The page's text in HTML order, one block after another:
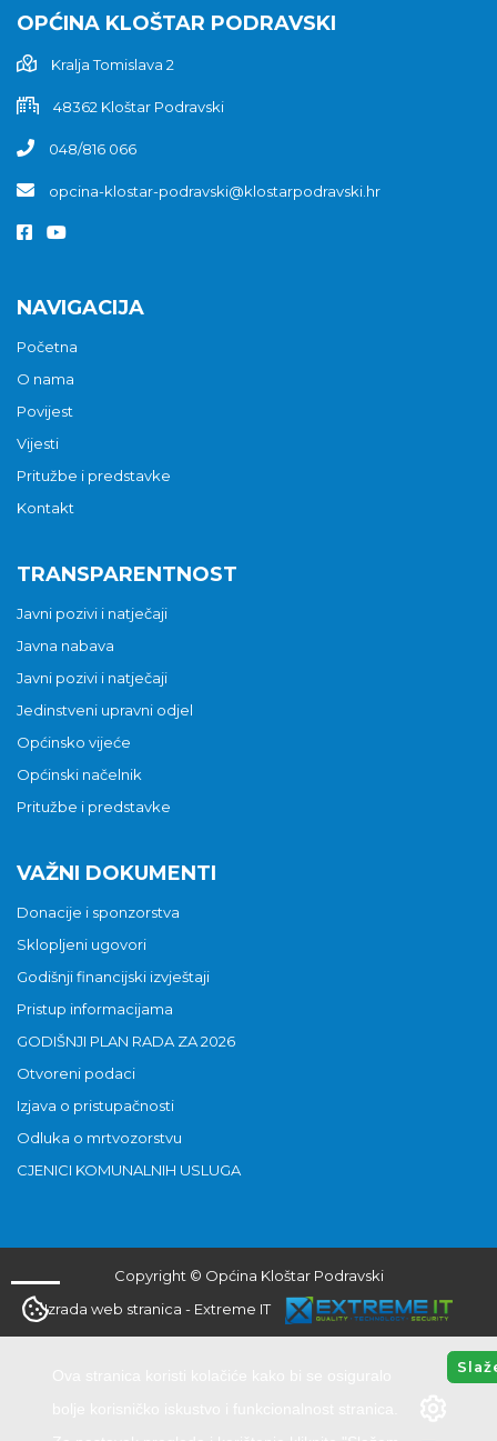
OPĆINA KLOŠTAR PODRAVSKI
Kralja Tomislava 2
48362 Kloštar Podravski
048/816 066
opcina-klostar-podravski@klostarpodravski.hr
NAVIGACIJA
Početna
O nama
Povijest
Vijesti
Pritužbe i predstavke
Kontakt
TRANSPARENTNOST
Javni pozivi i natječaji
Javna nabava
Javni pozivi i natječaji
Jedinstveni upravni odjel
Općinsko vijeće
Općinski načelnik
Pritužbe i predstavke
VAŽNI DOKUMENTI
Donacije i sponzorstva
Sklopljeni ugovori
Godišnji financijski izvještaji
Pristup informacijama
GODIŠNJI PLAN RADA ZA 2026
Otvoreni podaci
Izjava o pristupačnosti
Odluka o mrtvozorstvu
CJENICI KOMUNALNIH USLUGA
Copyright © Općina Kloštar Podravski
Izrada web stranica - Extreme IT